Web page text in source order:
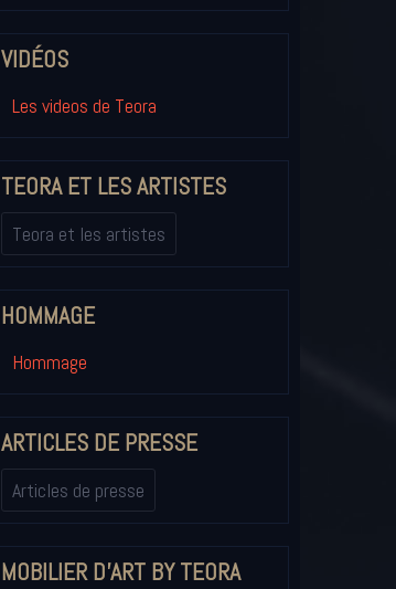
VIDÉOS
Les videos de Teora
TEORA ET LES ARTISTES
Teora et les artistes
HOMMAGE
Hommage
ARTICLES DE PRESSE
Articles de presse
MOBILIER D'ART BY TEORA